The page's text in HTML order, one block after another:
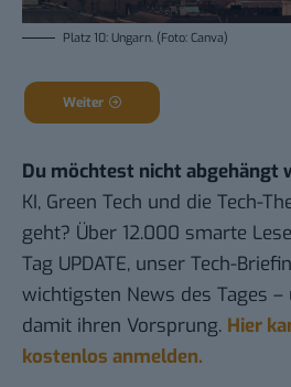
Platz 10: Ungarn. (Foto: Canva)
Weiter
Du möchtest nicht abgehängt
KI, Green Tech und die Tech-
geht? Über 12.000 smarte
Tag UPDATE, unser Tech-
wichtigsten News des Tages
damit ihren Vorsprung. Hier
kostenlos anmelden.